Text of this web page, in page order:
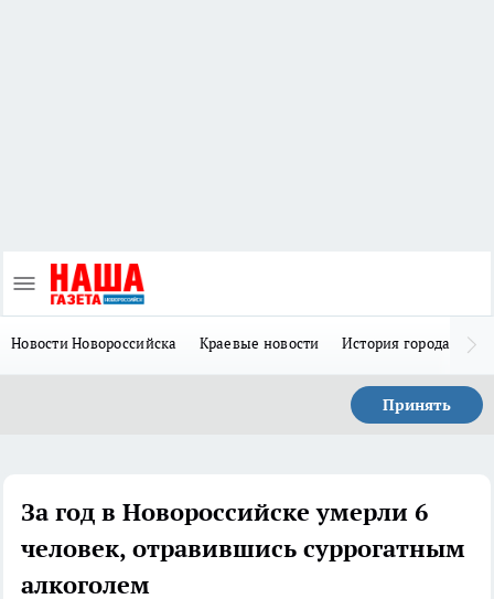
Новости Новороссийска Краевые новости История города Н
Принять
За год в Новороссийске умерли 6
человек, отравившись суррогатным
алкоголем